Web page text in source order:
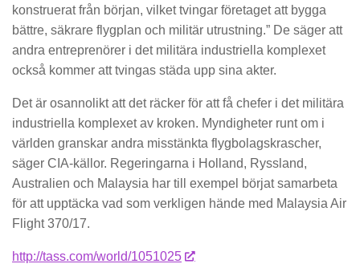
konstruerat från början, vilket tvingar företaget att bygga
bättre, säkrare flygplan och militär utrustning.” De säger att
andra entreprenörer i det militära industriella komplexet
också kommer att tvingas städa upp sina akter.
Det är osannolikt att det räcker för att få chefer i det militära
industriella komplexet av kroken. Myndigheter runt om i
världen granskar andra misstänkta flygbolagskrascher,
säger CIA-källor. Regeringarna i Holland, Ryssland,
Australien och Malaysia har till exempel börjat samarbeta
för att upptäcka vad som verkligen hände med Malaysia Air
Flight 370/17.
http://tass.com/world/1051025